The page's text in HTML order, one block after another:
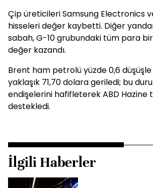
Çip üreticileri Samsung Electronics
hisseleri değer kaybetti. Diğer
sabah, G-10 grubundaki tüm para
değer kazandı.
Brent ham petrolü yüzde 0,6 düşüşle
yaklaşık 71,70 dolara geriledi; bu
endişelerini hafifleterek ABD Hazine
destekledi.
İlgili Haberler